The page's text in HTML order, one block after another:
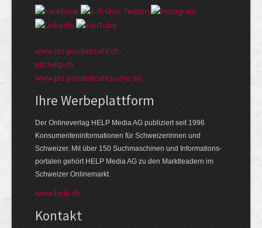
www.plz-postleitzahl.ch
plz.help.ch
www.plz-postleitzahlsuche.de
Ihre Werbeplattform
Der Onlineverlag HELP Media AG publiziert seit 1996
Konsumenten­informationen für Schweizerinnen und
Schweizer. Mit über 150 Suchmaschinen und Informations­
portalen gehört HELP Media AG zu den Markt­leadern im
Schweizer Onlinemarkt.
www.help.ch
Kontakt